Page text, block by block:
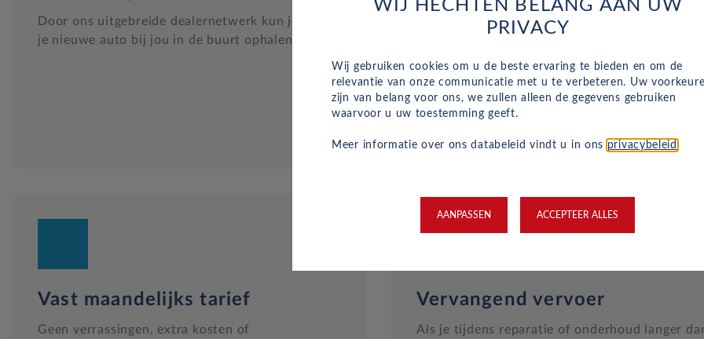
Door ons uitgebreide dealernetwerk kun je altijd
je nieuwe auto bij jou in de buurt ophalen.
Naast het reguliere onderhoud, zijn kleine
inbegrepen in je maandelijkse kosten en wordt
dit geregeld met een garage bij jou in de buurt.
Hulp bij pech en technische problemen met je
auto zijn gewoon inbegrepen in je maandelijkse
Vast maandelijks tarief
Geen verrassingen, extra kosten of
Vervangend vervoer
Als je tijdens reparatie of onderhoud langer
WIJ HECHTEN BELANG AAN UW
PRIVACY
Wij gebruiken cookies om u de beste ervaring te bieden en om de
relevantie van onze communicatie met u te verbeteren. Uw
zijn van belang voor ons, we zullen alleen de gegevens gebruiken
waarvoor u uw toestemming geeft.
Meer informatie over ons databeleid vindt u in ons privacybeleid
AANPASSEN ACCEPTEER ALLES